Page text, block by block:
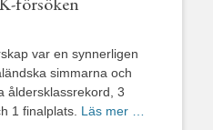
var en synnerligen
simmarna och
åldersklassrekord, 3
1 finalplats. Läs mer …